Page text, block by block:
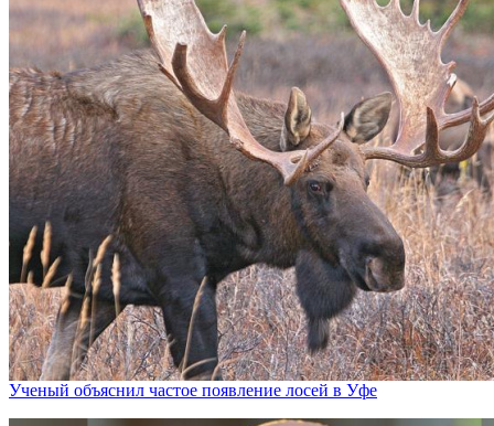
Ученый объяснил частое появление лосей в Уфе